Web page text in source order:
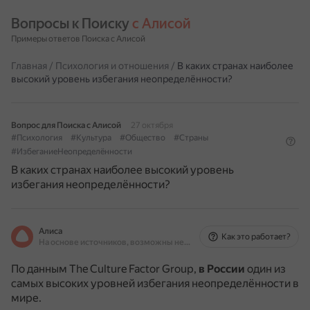
Вопросы к Поиску с Алисой
Примеры ответов Поиска с Алисой
Главная / Психология и отношения / В каких странах наиболее
высокий уровень избегания неопределённости?
Вопрос для Поиска с Алисой
27 октября
#Психология
#Культура #Общество
#Страны
#ИзбеганиеНеопределённости
В каких странах наиболее высокий уровень
избегания неопределённости?
Алиса
На основе источников, возможны неточности
Как это работает?
По данным The Culture Factor Group, в России один из
самых высоких уровней избегания неопределённости в
мире.